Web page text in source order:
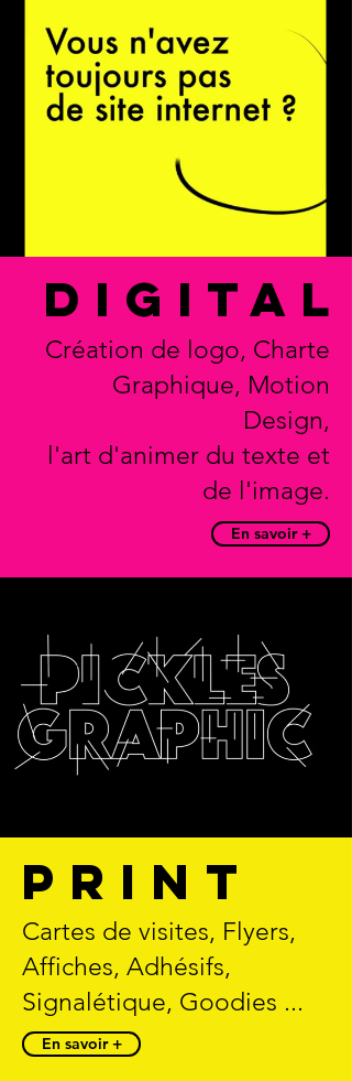
digital
Création de logo, Charte
Graphique, Motion
Design,
l'art d'animer du texte et
de l'image.
En savoir +
PRINT
Cartes de visites, Flyers,
Affiches, Adhésifs,
Signalétique, Goodies ...
En savoir +